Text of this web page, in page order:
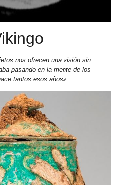
nos ofrecen una visión sin
pasando en la mente de los
tantos esos años»